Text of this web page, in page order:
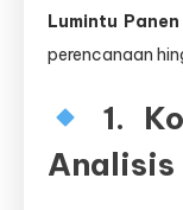
Lumintu Panen
perencanaan
1.
Analisis